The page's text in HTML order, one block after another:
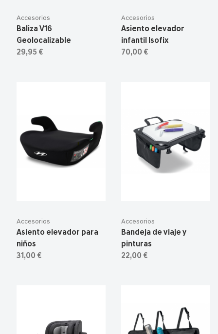
Accesorios
Baliza V16
Geolocalizable
29,95 €
Accesorios
Asiento elevador
infantil Isofix
70,00 €
Accesorios
Asiento elevador para
niños
31,00 €
Accesorios
Bandeja de viaje y
pinturas
22,00 €